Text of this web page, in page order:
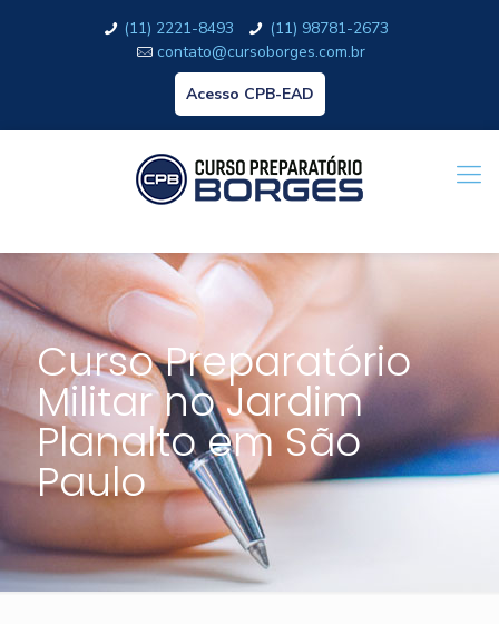
(11) 2221-8493
(11) 98781-2673
contato@cursoborges.com.br
Acesso CPB-EAD
Curso Preparatório
Militar no Jardim
Planalto em São
Paulo